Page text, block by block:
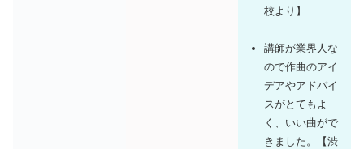
校より】
講師が業界人な
ので作曲のアイ
デアやアドバイ
スがとてもよ
く、いい曲がで
きました。【渋